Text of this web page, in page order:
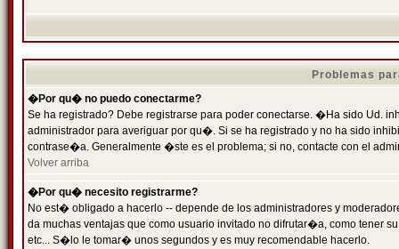
Problemas
�Por qu� no puedo conectarme?
Se ha registrado? Debe registrarse para poder conectarse. �Ha sido Ud.
administrador para averiguar por qu�. Si se ha registrado y no ha sido
contrase�a. Generalmente �ste es el problema; si no, contacte con el
Volver arriba
�Por qu� necesito registrarme?
No est� obligado a hacerlo -- depende de los administradores y
da muchas ventajas que como usuario invitado no difrutar�a, como tener
etc... S�lo le tomar� unos segundos y es muy recomendable hacerlo.